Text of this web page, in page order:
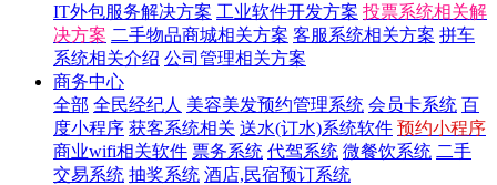
IT外包服务解决方案 工业软件开发方案 投票系统相关解
决方案 二手物品商城相关方案 客服系统相关方案 拼车
系统相关介绍 公司管理相关方案
商务中心
全部 全民经纪人 美容美发预约管理系统 会员卡系统 百
度小程序 获客系统相关 送水(订水)系统软件 预约小程序
商业wifi相关软件 票务系统 代驾系统 微餐饮系统 二手
交易系统 抽奖系统 酒店,民宿预订系统